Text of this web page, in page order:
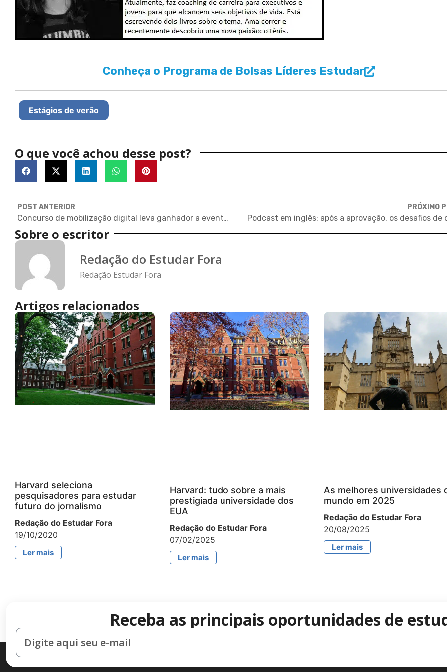
Conheça o Programa de Bolsas Líderes Estudar
Estágios de verão
O que você achou desse post?
POST ANTERIOR
Concurso de mobilização digital leva ganhador a evento em Nova York
PRÓXIMO
Sobre o escritor
Redação do Estudar Fora
Redação Estudar Fora
Artigos relacionados
Harvard seleciona
pesquisadores para estudar
futuro do jornalismo
Redação do Estudar Fora
19/10/2020
Ler mais
Harvard: tudo sobre a mais
prestigiada universidade dos
EUA
Redação do Estudar Fora
07/02/2025
Ler mais
As melhores universidades
mundo em 2025
Redação do Estudar Fora
20/08/2025
Ler mais
Receba as principais oportunidades de